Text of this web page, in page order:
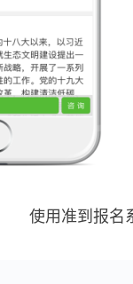
使用准到报名